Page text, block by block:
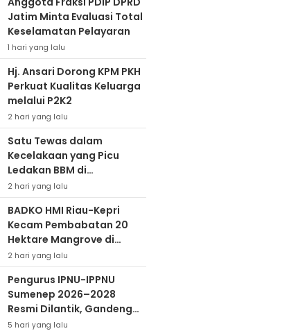
Jatim Minta Evaluasi Total
Keselamatan Pelayaran
1 hari yang lalu
Hj. Ansari Dorong KPM PKH
Perkuat Kualitas Keluarga
melalui P2K2
2 hari yang lalu
Satu Tewas dalam
Kecelakaan yang Picu
Ledakan BBM di
Pamekasan
2 hari yang lalu
BADKO HMI Riau-Kepri
Kecam Pembabatan 20
Hektare Mangrove di
Bengkalis
2 hari yang lalu
Pengurus IPNU-IPPNU
Sumenep 2026–2028
Resmi Dilantik, Gandeng
Kampus Lewat Program
5 hari yang lalu